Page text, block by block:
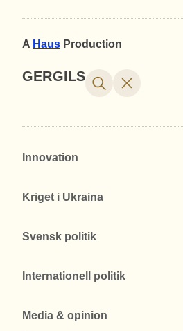
A Haus Production
GERGILS
Innovation
Kriget i Ukraina
Svensk politik
Internationell politik
Media & opinion